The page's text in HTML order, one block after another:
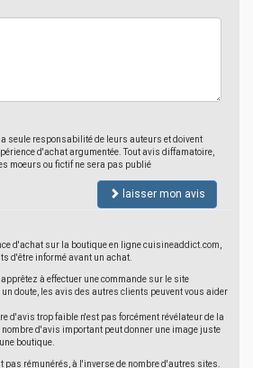
seule responsabilité de leurs auteurs et doivent
d'achat argumentée. Tout avis diffamatoire,
moeurs ou fictif ne sera pas publié
laisser mon avis
d'achat sur la boutique en ligne cuisineaddict.com,
d'être informé avant un achat.
à effectuer une commande sur le site
doute, les avis des autres clients peuvent vous aider
d'avis trop faible n'est pas forcément révélateur de la
d'avis important peut donner une image juste
boutique.
pas rémunérés, à l'inverse de nombre d'autres sites.